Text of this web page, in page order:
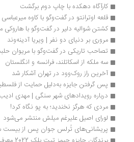
کارآگاه دهکده با چاپ دوم برگشت
قلعه اوترانتو در گفت‌وگو با کاوه میرعباسی
کشتن شوالیه دلیر در گفت‌وگو با هاروکی موراکامی
مروری بر دنیای دو نفر | ویریا آدینه‌وند
تصاحب تاریکی در گفت‌وگو با مریوان حلبچه‌ای
سه ملکه از اسکاتلند، فرانسه و انگلستان
آخرین راز روک‌وود در تهران آشکار شد
پس گرفتن جایزه به‌دلیل حمایت از فلسطین
درباره رویدادهای شهر سنگی | مهدی ادیب‌زاده
مردی که هرگز نخندید؛ به پو نگاه کرد!
لورای اصیل علیرغم میلش منتشر می‌شود
پریشانی‌های تُرلس جوان پس از بیست سال